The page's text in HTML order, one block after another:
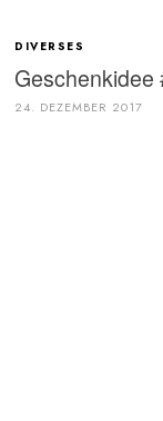
DIVERSES
24. DEZEMBER 2017